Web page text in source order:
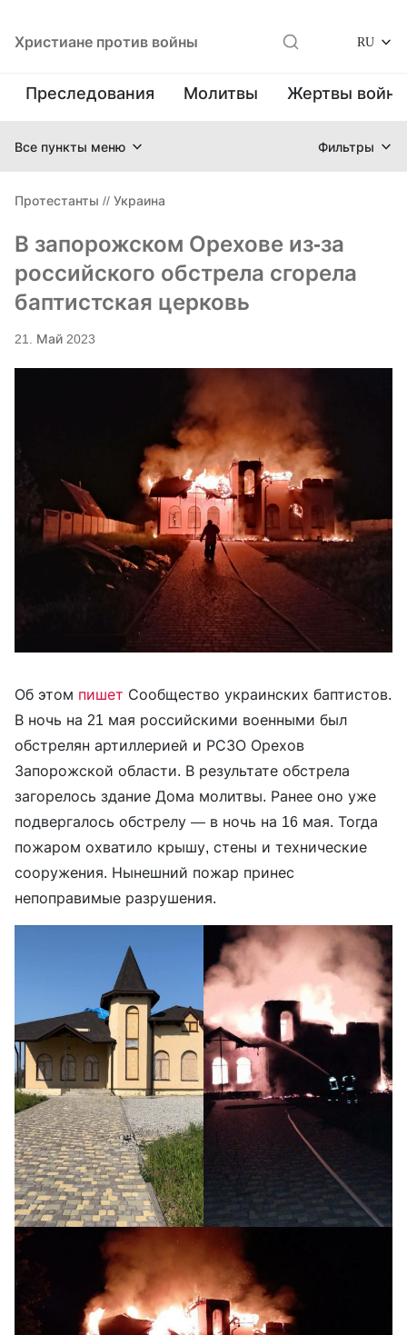
Христиане против войны RU
Преследования Молитвы Жертвы
Все пункты меню Фильтры
Протестанты // Украина
В запорожском Орехове из-за
российского обстрела сгорела
баптистская церковь
21. Май 2023
Об этом пишет Сообщество украинских баптистов.
В ночь на 21 мая российскими военными был
обстрелян артиллерией и РСЗО Орехов
Запорожской области. В результате обстрела
загорелось здание Дома молитвы. Ранее оно уже
подвергалось обстрелу — в ночь на 16 мая. Тогда
пожаром охватило крышу, стены и технические
сооружения. Нынешний пожар принес
непоправимые разрушения.